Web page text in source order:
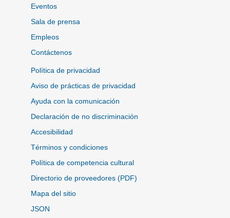
Eventos
Sala de prensa
Empleos
Contáctenos
Política de privacidad
Aviso de prácticas de privacidad
Ayuda con la comunicación
Declaración de no discriminación
Accesibilidad
Términos y condiciones
Política de competencia cultural
Directorio de proveedores (PDF)
Mapa del sitio
JSON